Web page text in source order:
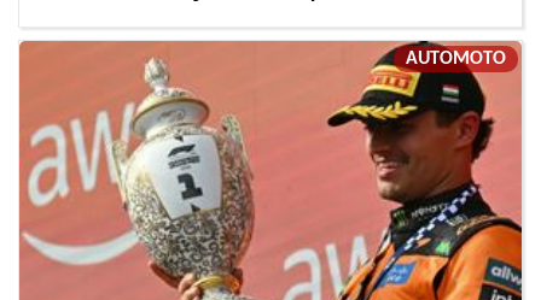
AUTOMOTO